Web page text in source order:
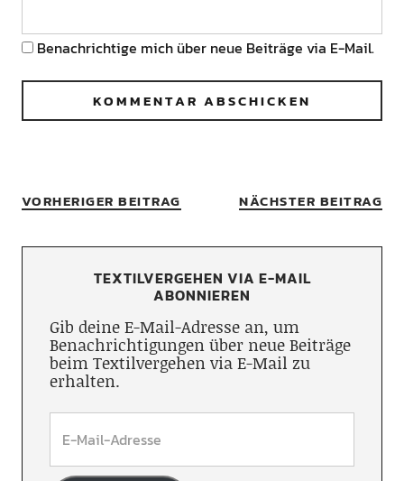
Benachrichtige mich über neue Beiträge via E-Mail.
VORHERIGER BEITRAG NÄCHSTER BEITRAG
TEXTILVERGEHEN VIA E-MAIL
ABONNIEREN
Gib deine E-Mail-Adresse an, um
Benachrichtigungen über neue Beiträge
beim Textilvergehen via E-Mail zu
erhalten.